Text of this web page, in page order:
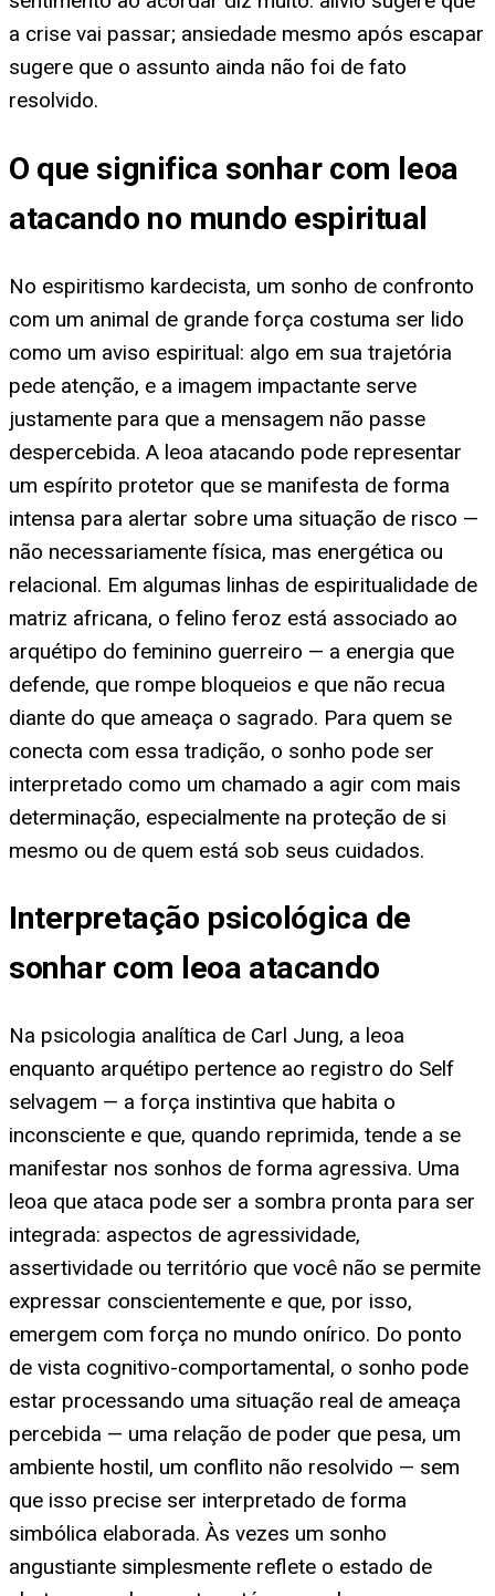
a crise vai passar; ansiedade mesmo após escapar
sugere que o assunto ainda não foi de fato
resolvido.
O que significa sonhar com leoa
atacando no mundo espiritual
No espiritismo kardecista, um sonho de confronto
com um animal de grande força costuma ser lido
como um aviso espiritual: algo em sua trajetória
pede atenção, e a imagem impactante serve
justamente para que a mensagem não passe
despercebida. A leoa atacando pode representar
um espírito protetor que se manifesta de forma
intensa para alertar sobre uma situação de risco —
não necessariamente física, mas energética ou
relacional. Em algumas linhas de espiritualidade de
matriz africana, o felino feroz está associado ao
arquétipo do feminino guerreiro — a energia que
defende, que rompe bloqueios e que não recua
diante do que ameaça o sagrado. Para quem se
conecta com essa tradição, o sonho pode ser
interpretado como um chamado a agir com mais
determinação, especialmente na proteção de si
mesmo ou de quem está sob seus cuidados.
Interpretação psicológica de
sonhar com leoa atacando
Na psicologia analítica de Carl Jung, a leoa
enquanto arquétipo pertence ao registro do Self
selvagem — a força instintiva que habita o
inconsciente e que, quando reprimida, tende a se
manifestar nos sonhos de forma agressiva. Uma
leoa que ataca pode ser a sombra pronta para ser
integrada: aspectos de agressividade,
assertividade ou território que você não se permite
expressar conscientemente e que, por isso,
emergem com força no mundo onírico. Do ponto
de vista cognitivo-comportamental, o sonho pode
estar processando uma situação real de ameaça
percebida — uma relação de poder que pesa, um
ambiente hostil, um conflito não resolvido — sem
que isso precise ser interpretado de forma
simbólica elaborada. Às vezes um sonho
angustiante simplesmente reflete o estado de